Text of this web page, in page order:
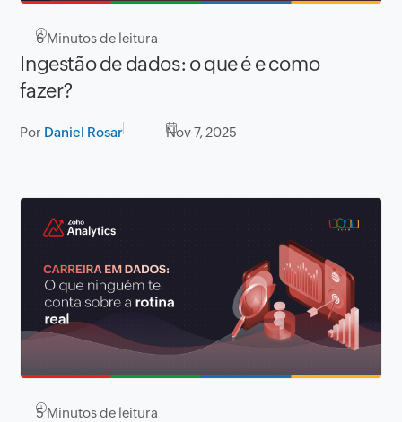
6Minutos de leitura
Ingestão de dados: o que é e como
fazer?
Por Daniel Rosar Nov 7, 2025
5Minutos de leitura